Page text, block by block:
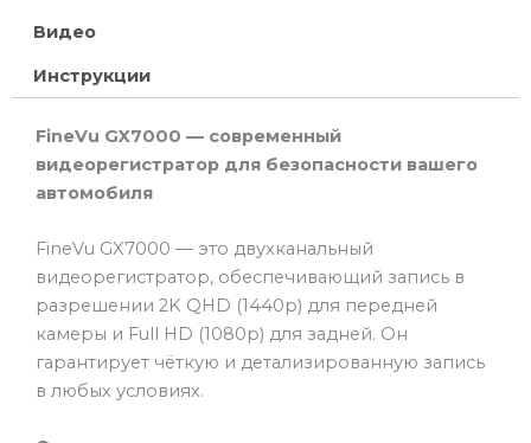
Видео
Инструкции
FineVu GX7000 — современный
видеорегистратор для безопасности вашего
автомобиля
FineVu GX7000 — это двухканальный
видеорегистратор, обеспечивающий запись в
разрешении 2K QHD (1440p) для передней
камеры и Full HD (1080p) для задней. Он
гарантирует чёткую и детализированную запись
в любых условиях.